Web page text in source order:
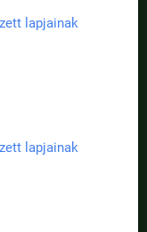
lapjainak
lapjainak